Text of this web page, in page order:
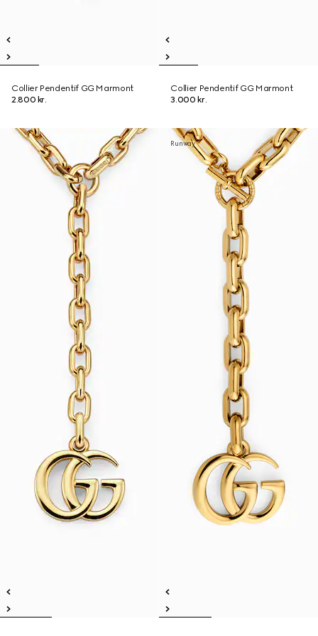
Collier Pendentif GG Marmont
2.800 kr.
Collier Pendentif GG Marmont
3.000 kr.
Runway